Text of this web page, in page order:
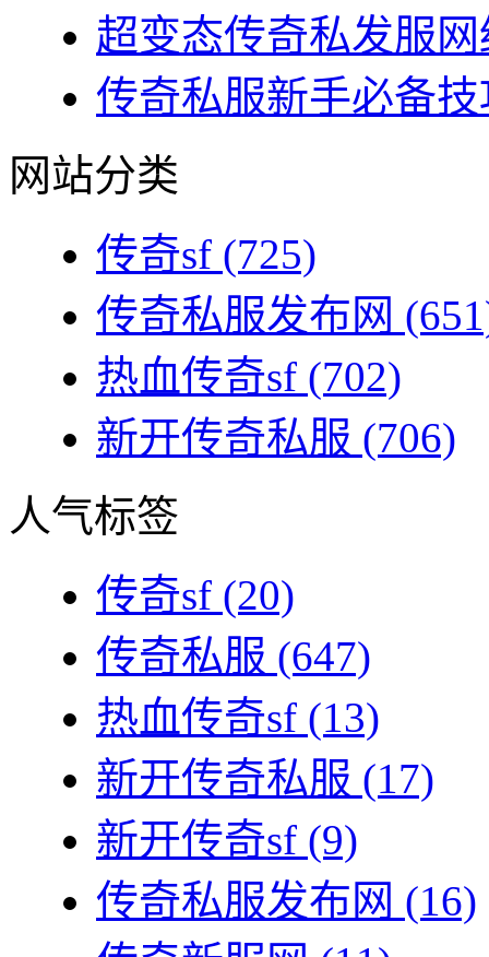
超变态传奇私发服
传奇私服新手必备
网站分类
传奇sf (725)
传奇私服发布网
热血传奇sf (702)
新开传奇私服 (706)
人气标签
传奇sf (20)
传奇私服 (647)
热血传奇sf (13)
新开传奇私服 (17)
新开传奇sf (9)
传奇私服发布网 (16)